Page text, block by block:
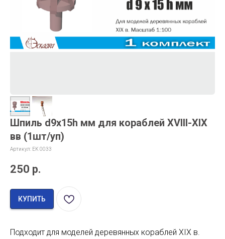
Шпиль d9х15h мм для кораблей XVIII-XIX
вв (1шт/уп)
Артикул: EK 0033
250 р.
КУПИТЬ
Подходит для моделей деревянных кораблей XIX в.